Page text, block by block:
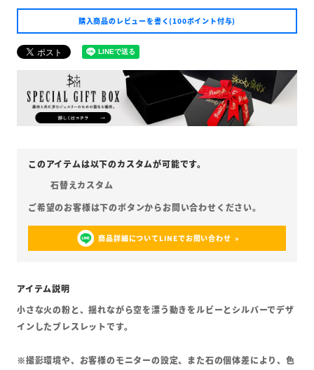
購入商品のレビューを書く(100ポイント付与)
石替えカスタム
商品詳細についてLINEでお問い合わせ
小さな火の粉と、揺れながら空を漂う動きをルビーとシルバーでデザ
インしたブレスレットです。
※撮影環境や、お客様のモニターの設定、また石の個体差により、色